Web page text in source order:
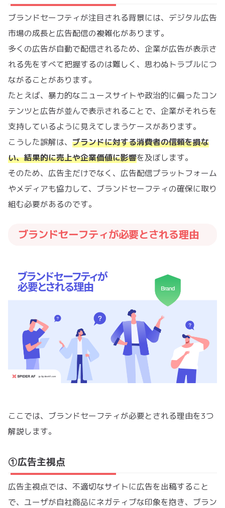
ブランドセーフティが注目される背景には、デジタル広告
市場の成長と広告配信の複雑化があります。
多くの広告が自動で配信されるため、企業が広告が表示さ
れる先をすべて把握するのは難しく、思わぬトラブルにつ
ながることがあります。
たとえば、暴力的なニュースサイトや政治的に偏ったコン
テンツと広告が並んで表示されることで、企業がそれらを
支持しているように見えてしまうケースがあります。
こうした誤解は、 ブランドに対する消費者の信頼を損な
い、結果的に売上や企業価値に影響を及ぼします。
そのため、広告主だけでなく、広告配信プラットフォーム
やメディアも協力して、ブランドセーフティの確保に取り
組む必要があるのです。
ブランドセーフティが必要とされる理由
ここでは、ブランドセーフティが必要とされる理由を3つ
解説します。
①広告主視点
広告主視点では、不適切なサイトに広告を出稿すること
で、ユーザが自社商品にネガティブな印象を抱き、ブラン